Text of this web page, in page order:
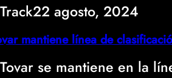
22 agosto, 2024
mantiene línea de
se mantiene en la